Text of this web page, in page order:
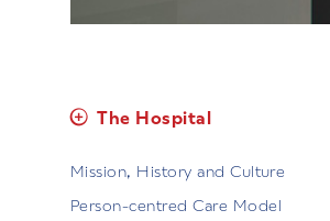
The Hospital
Mission, History and Culture
Person-centred Care Model